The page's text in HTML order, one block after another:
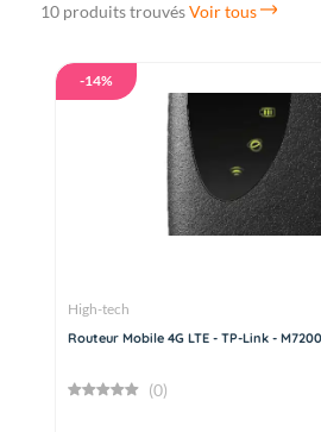
10 produits trouvésVoir tous
-14%
High-tech
Routeur Mobile 4G LTE - TP-Link -
(0)